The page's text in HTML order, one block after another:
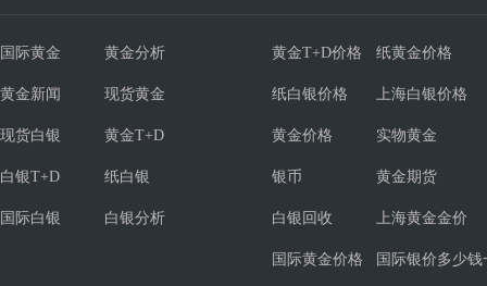
国际黄金 黄金分析
黄金新闻 现货黄金
现货白银 黄金T+D
白银T+D 纸白银
国际白银 白银分析
黄金T+D价格 纸黄金价格
纸白银价格 上海白银价格
黄金价格 实物黄金
银币 黄金期货
白银回收 上海黄金金价
国际黄金价格 国际银价多少钱